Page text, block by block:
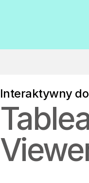
Interaktywny